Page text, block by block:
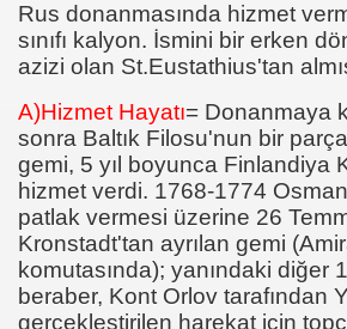
Rus donanmasında hizmet
sınıfı kalyon. İsmini bir erken
azizi olan St.Eustathius'tan
A)Hizmet Hayatı= Donanmaya
sonra Baltık Filosu'nun bir
gemi, 5 yıl boyunca Finlandiya
hizmet verdi. 1768-1774
patlak vermesi üzerine 26
Kronstadt'tan ayrılan gemi
komutasında); yanındaki diğer
beraber, Kont Orlov tarafından
gerçekleştirilen harekat için